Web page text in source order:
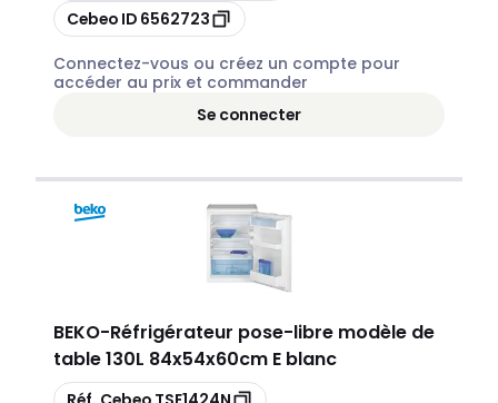
Copier
Cebeo ID 6562723
Connectez-vous ou créez un compte pour
accéder au prix et commander
Se connecter
BEKO-Réfrigérateur pose-libre modèle de
table 130L 84x54x60cm E blanc
Copier